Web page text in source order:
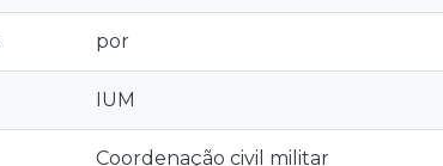
por
IUM
Coordenação civil militar